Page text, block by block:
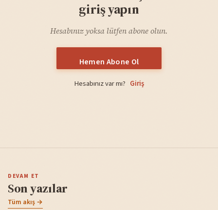
giriş yapın
Hesabınız yoksa lütfen abone olun.
Hemen Abone Ol
Hesabınız var mı? Giriş
DEVAM ET
Son yazılar
Tüm akış →